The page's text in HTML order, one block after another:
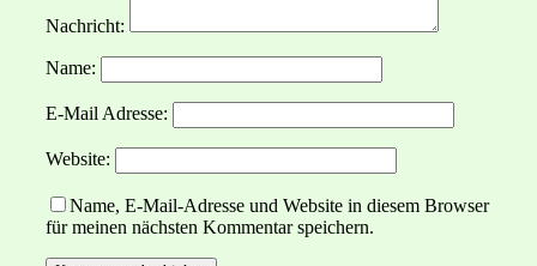
Nachricht:
Name:
E-Mail Adresse:
Website:
Name, E-Mail-Adresse und Website in diesem Browser
für meinen nächsten Kommentar speichern.